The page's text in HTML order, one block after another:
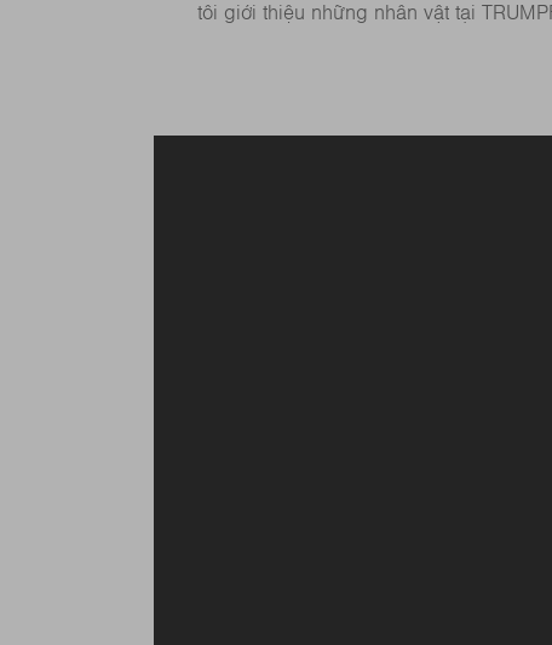
tôi giới thiệu những nhân vật tại